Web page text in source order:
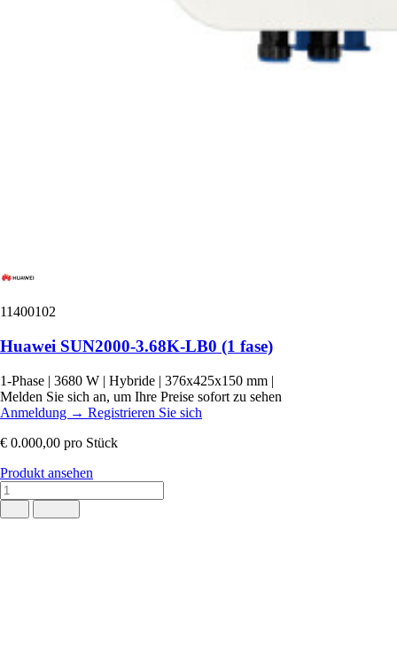
11400102
Huawei SUN2000-3.68K-LB0 (1 fase)
1-Phase | 3680 W | Hybride | 376x425x150 mm |
Melden Sie sich an, um Ihre Preise sofort zu sehen
Anmeldung → Registrieren Sie sich
€ 0.000,00 pro Stück
Produkt ansehen